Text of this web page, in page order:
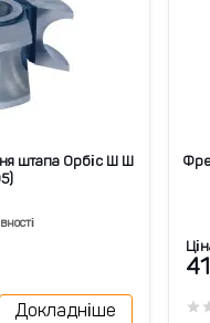
штапа Орбіс Ш Ш
Докладніше